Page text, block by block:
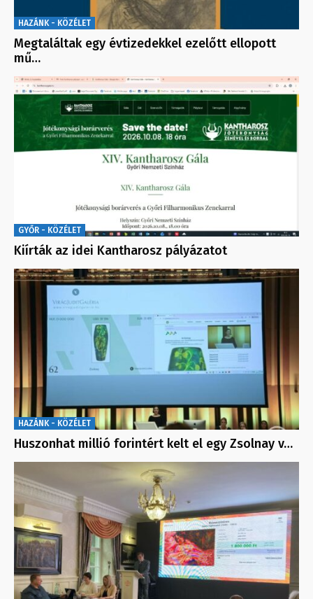
HAZÁNK - KÖZÉLET
Megtaláltak egy évtizedekkel ezelőtt ellopott
mű…
GYŐR - KÖZÉLET
Kiírták az idei Kantharosz pályázatot
HAZÁNK - KÖZÉLET
Huszonhat millió forintért kelt el egy Zsolnay v…